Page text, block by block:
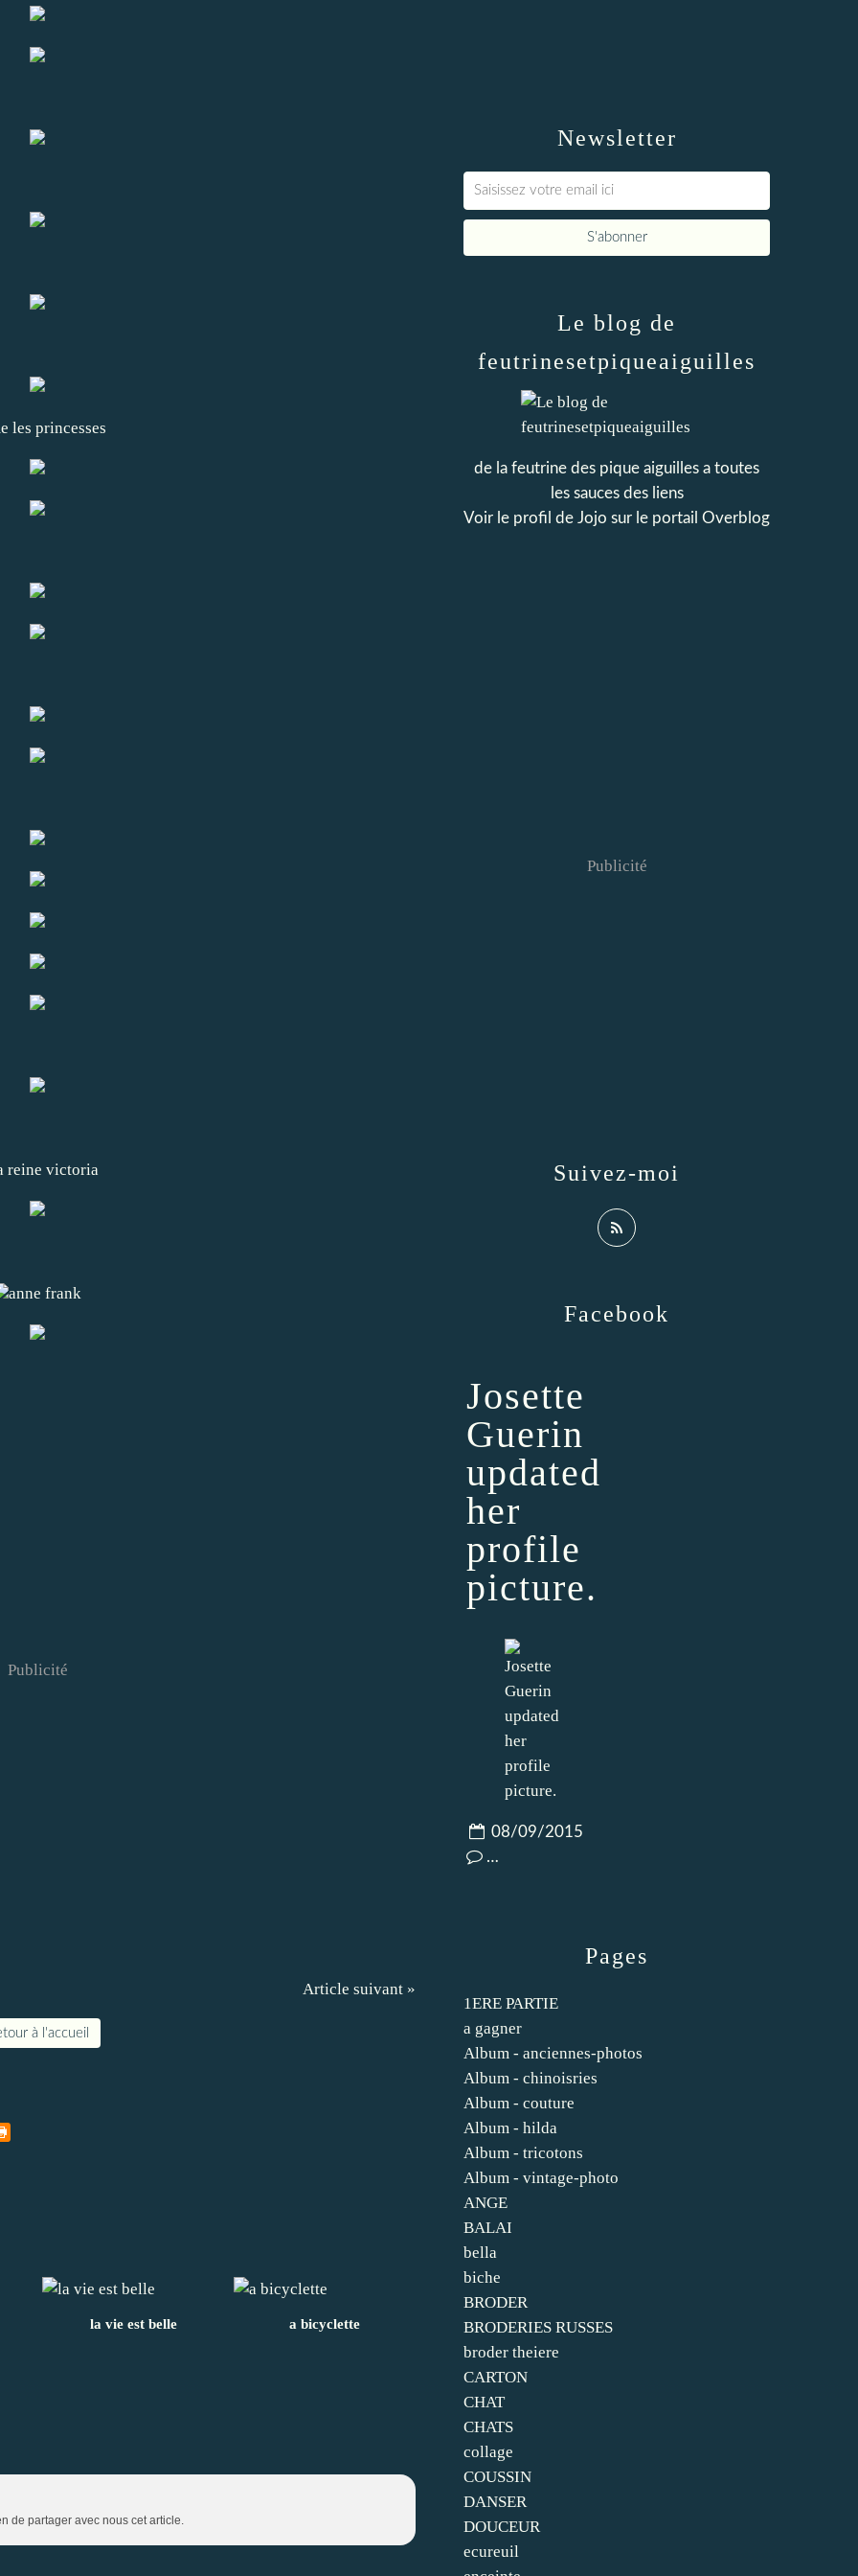
les princesses
reine victoria
anne frank
Publicité
Article suivant »
à l'accueil
la vie est belle a bicyclette
de partager avec nous cet article.
Newsletter
Pages
1ERE PARTIE
a gagner
Album - anciennes-photos
Album - chinoisries
Album - couture
Album - hilda
Album - tricotons
Album - vintage-photo
ANGE
BALAI
bella
biche
BRODER
BRODERIES RUSSES
broder theiere
CARTON
CHAT
CHATS
collage
COUSSIN
DANSER
DOUCEUR
ecureuil
Le blog de
feutrinesetpiqueaiguilles
de la feutrine des pique aiguilles a toutes
les sauces des liens
Voir le profil de Jojo sur le portail Overblog
Suivez-moi
Facebook
Josette
Guerin
updated
her
profile
picture.
08/09/2015
…
Publicité